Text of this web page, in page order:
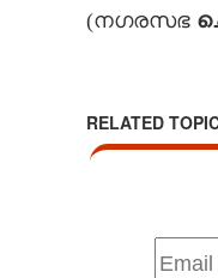
(നഗരസഭ
RELATED